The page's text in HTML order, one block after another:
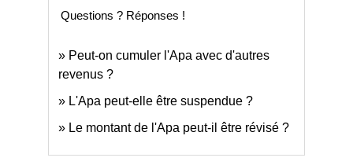
Questions ? Réponses !
Peut-on cumuler l'Apa avec d'autres
revenus ?
L'Apa peut-elle être suspendue ?
Le montant de l'Apa peut-il être révisé ?